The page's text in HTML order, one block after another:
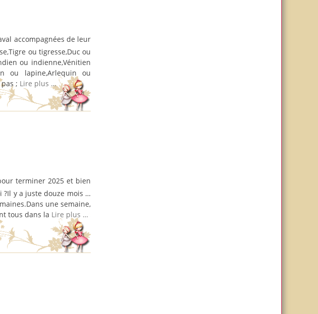
ou tigresse,Duc ou
ou indienne,Vénitien
ou lapine,Arlequin ou
; Lire plus …
?Il y a juste douze mois …
une semaine,
tous dans la Lire plus …